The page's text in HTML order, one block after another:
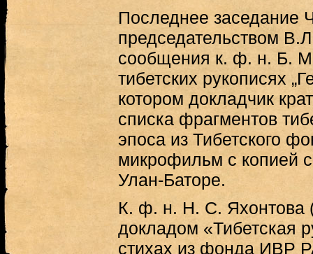
Последнее заседание
председательством
сообщения к. ф. н. Б.
тибетских рукописях
котором докладчик
списка фрагментов
эпоса из Тибетского
микрофильм с копией
Улан-Баторе.
К. ф. н. Н. С. Яхонтова
докладом «Тибетская
стихах из фонда ИВР